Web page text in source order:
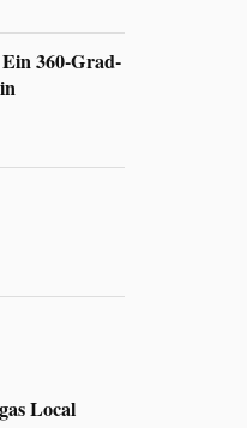
360-Grad-
Local